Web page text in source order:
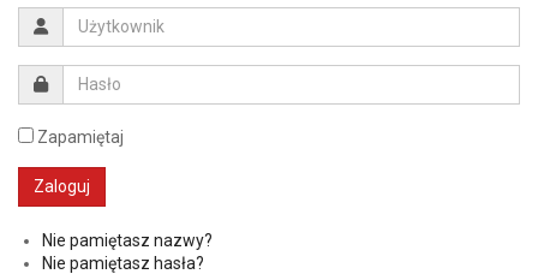
Zapamiętaj
Nie pamiętasz nazwy?
Nie pamiętasz hasła?